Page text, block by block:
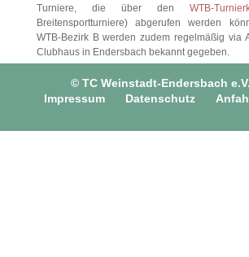
Turniere, die über denWTB-
Breitensportturniere) abgerufen werden
WTB-Bezirk B werden zudem regelmäßig via
Clubhaus in Endersbach bekannt gegeben.
© TC Weinstadt-Endersbach
Impressum
Datenschutz